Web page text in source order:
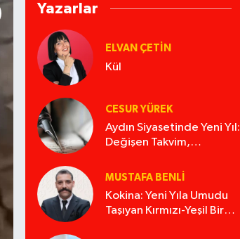
Yazarlar
ELVAN ÇETIN
Kül
CESUR YÜREK
Aydın Siyasetinde Yeni Yıl:
Değişen Takvim,
MUSTAFA BENLI
Kokina: Yeni Yıla Umudu
Taşıyan Kırmızı-Yeşil Bir